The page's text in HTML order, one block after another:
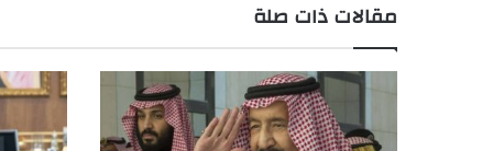
مقالات ذات صلة